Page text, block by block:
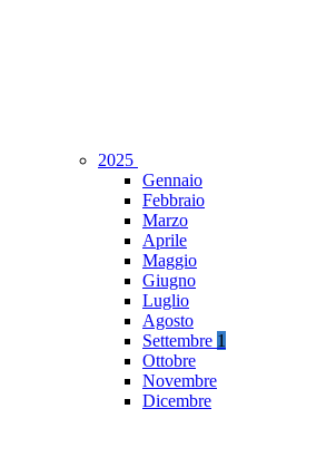
2025
Gennaio
Febbraio
Marzo
Aprile
Maggio
Giugno
Luglio
Agosto
Settembre 1
Ottobre
Novembre
Dicembre